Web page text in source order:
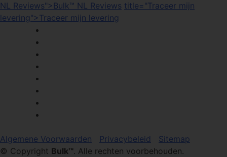
NL Reviews">Bulk™ NL Reviews title="Traceer mijn
levering">Traceer mijn levering
Algemene Voorwaarden Privacybeleid
Sitemap
© Copyright Bulk™. Alle rechten voorbehouden.